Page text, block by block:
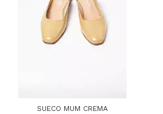
SUECO MUM CREMA